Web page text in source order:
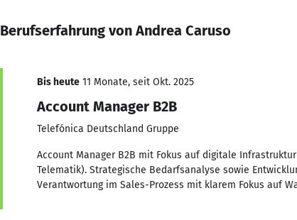
Berufserfahrung von Andrea Caruso
Bis heute 11 Monate, seit Okt. 2025
Account Manager B2B
Telefónica Deutschland Gruppe
Account Manager B2B mit Fokus auf digitale
Telematik). Strategische Bedarfsanalyse sowie
Verantwortung im Sales-Prozess mit klarem Fokus auf